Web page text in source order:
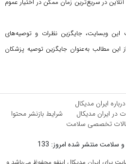
این وبسایت، جایگزین نظرات و توصیه‌های
مطالب به‌عنوان جایگزین توصیه پزشکان
درباره ایران مدیکال
در ایران مدیکال
شرایط بازنشر محتوا
تخصصی سلامت
منتشر شده امروز: 133